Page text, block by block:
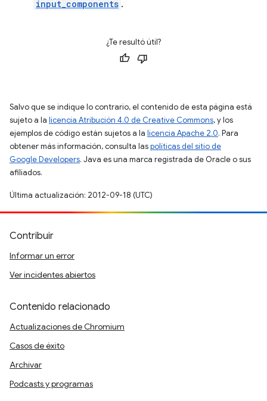
input_components .
¿Te resultó útil?
Salvo que se indique lo contrario, el contenido de esta página está
sujeto a la licencia Atribución 4.0 de Creative Commons, y los
ejemplos de código están sujetos a la licencia Apache 2.0. Para
obtener más información, consulta laspolíticas del sitio de
Google Developers. Java es una marca registrada de Oracle o sus
afiliados.
Última actualización: 2012-09-18 (UTC)
Contribuir
Informar un error
Ver incidentes abiertos
Contenido relacionado
Actualizaciones de Chromium
Casos de éxito
Archivar
Podcasts y programas